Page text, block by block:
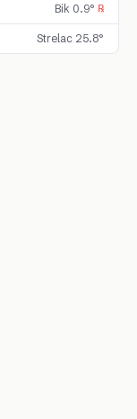
Bik 0.9° ℞
Strelac 25.8°